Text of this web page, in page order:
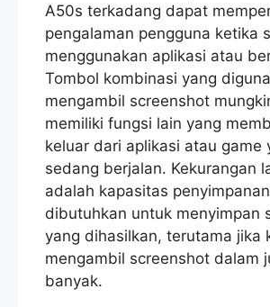
A50s terkadang dapat
pengalaman pengguna ketika
menggunakan aplikasi atau
Tombol kombinasi yang
mengambil screenshot
memiliki fungsi lain yang
keluar dari aplikasi atau game
sedang berjalan. Kekurangan
adalah kapasitas
dibutuhkan untuk menyimpan
yang dihasilkan, terutama jika
mengambil screenshot dalam
banyak.